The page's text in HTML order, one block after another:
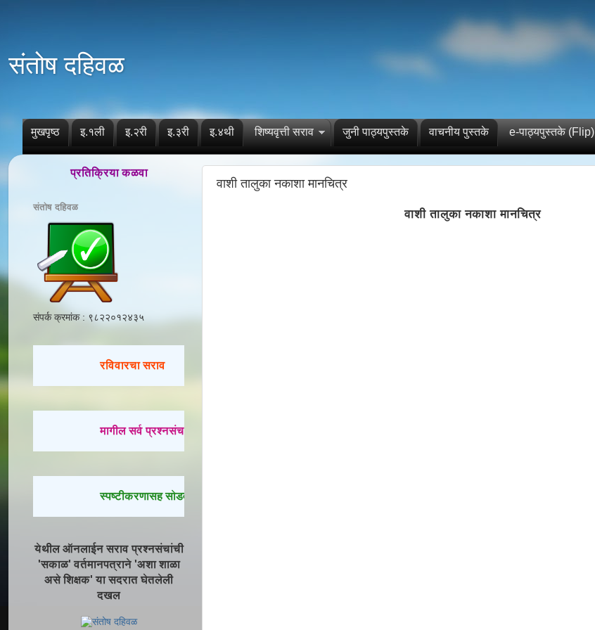
संतोष दहिवळ
मुखपृष्ठ इ.१ली इ.२री इ.३री इ.४थी शिष्यवृत्ती सराव जुनी पाठ्यपुस्तके वाचनीय पुस्तके e-पाठ्यपुस्तके (Flip)
वाशी तालुका नकाशा मानचित्र
वाशी तालुका नकाशा मानचित्र
प्रतिक्रिया कळवा
संतोष दहिवळ
संपर्क क्रमांक : ९८२२०१२४३५
रविवारचा सराव
मागील सर्व प्रश्नसंच सोडवण्यासाठी येथे क्लिक करा.
स्पष्टीकरणासह सोडवलेले प्रश्न पाहण्यासाठी येथे क्लिक करा.
येथील ऑनलाईन सराव प्रश्नसंचांची
'सकाळ' वर्तमानपत्राने 'अशा शाळा
असे शिक्षक' या सदरात घेतलेली
दखल